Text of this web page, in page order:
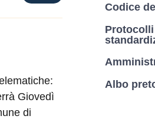
Giovedì
di
Codice
Albo